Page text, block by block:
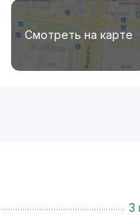
Смотреть на карте
3